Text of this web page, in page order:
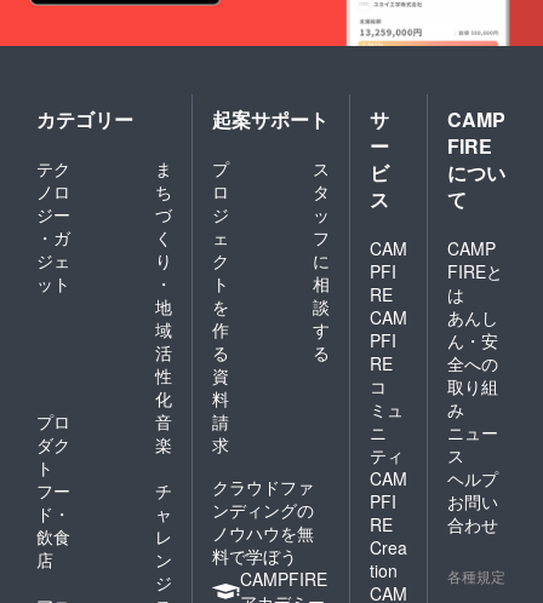
種類に
種類分
の計６
３枚で
す。 ※
前回の
クラ
ファン
異なる
カード
をお贈
りいた
しま
す。 実
際に販
売する
ゲーム
本体を
１箱お
贈りい
たしま
す。 皆
様の応
援によ
ポーネ
クラ
ファン
時とは
カード
をお贈
りいた
す。 限
定カー
ドを上
え「な
ないろ
の欠
片」を
７枚お
贈りい
たしま
す。 ※
各プラ
ン中、
このプ
ランで
のみお
贈りす
るカー
定カー
カテゴリー
テク
ノロ
ジー
・ガ
ジェ
ット
ま
ち
づ
く
り
・
地
域
活
性
化
プロ
ダク
ト
音
楽
フー
ド・
飲食
店
チ
ャ
レ
ン
ジ
起案サポート
プ
ロ
ジ
ェ
ク
ト
を
作
る
ス
タ
ッ
フ
に
相
談
す
る
資
料
請
求
クラウドファ
ンディングの
ノウハウを無
料で学ぼう
CAMPFIRE
サ
ー
ビ
ス
CAM
PFI
RE
CAM
PFI
RE
コ
ミュ
ニ
ティ
CAM
PFI
RE
Crea
tion
CAM
CAMP
FIRE
につい
て
CAMP
FIREと
は
あんし
ん・安
全への
取り組
み
ニュー
ス
ヘルプ
お問い
合わせ
各種規定